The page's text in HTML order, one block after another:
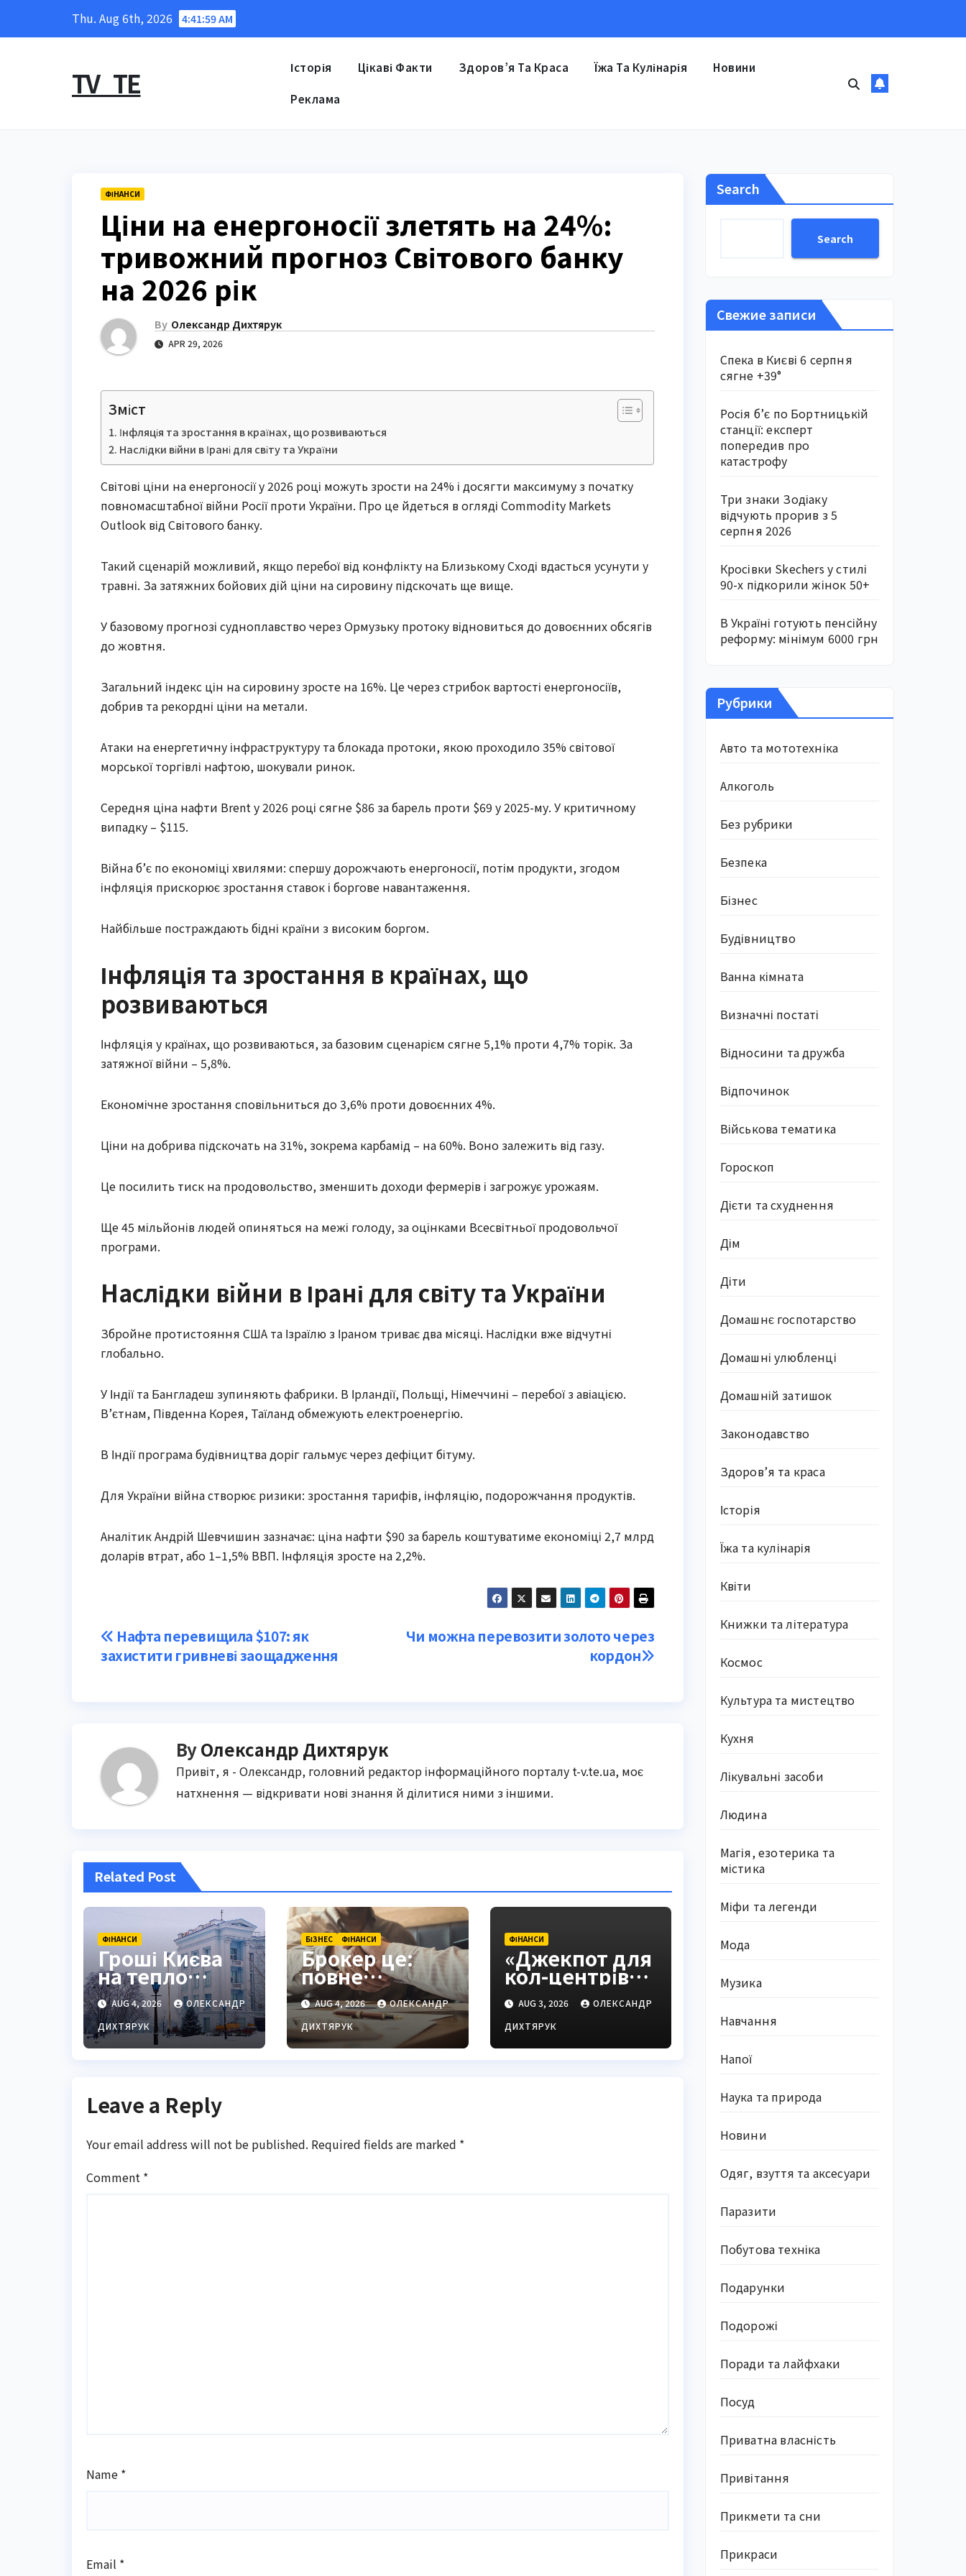
Thu. Aug 6th, 2026 4:42:00 AM
TV_TE Історія Цікаві Факти Здоров’я Та Краса Їжа Та Кулінарія Новини
Реклама
ФІНАНСИ
Ціни на енергоносії злетять на 24%:
тривожний прогноз Світового банку
на 2026 рік
By Олександр Дихтярук
APR 29, 2026
Зміст
Інфляція та зростання в країнах, що розвиваються
Наслідки війни в Ірані для світу та України
Світові ціни на енергоносії у 2026 році можуть зрости на 24% і досягти максимуму з початку
повномасштабної війни Росії проти України. Про це йдеться в огляді Commodity Markets
Outlook від Світового банку.
Такий сценарій можливий, якщо перебої від конфлікту на Близькому Сході вдасться усунути у
травні. За затяжних бойових дій ціни на сировину підскочать ще вище.
У базовому прогнозі судноплавство через Ормузьку протоку відновиться до довоєнних обсягів
до жовтня.
Загальний індекс цін на сировину зросте на 16%. Це через стрибок вартості енергоносіїв,
добрив та рекордні ціни на метали.
Атаки на енергетичну інфраструктуру та блокада протоки, якою проходило 35% світової
морської торгівлі нафтою, шокували ринок.
Середня ціна нафти Brent у 2026 році сягне $86 за барель проти $69 у 2025-му. У критичному
випадку – $115.
Війна б’є по економіці хвилями: спершу дорожчають енергоносії, потім продукти, згодом
інфляція прискорює зростання ставок і боргове навантаження.
Найбільше постраждають бідні країни з високим боргом.
Інфляція та зростання в країнах, що
розвиваються
Інфляція у країнах, що розвиваються, за базовим сценарієм сягне 5,1% проти 4,7% торік. За
затяжної війни – 5,8%.
Економічне зростання сповільниться до 3,6% проти довоєнних 4%.
Ціни на добрива підскочать на 31%, зокрема карбамід – на 60%. Воно залежить від газу.
Це посилить тиск на продовольство, зменшить доходи фермерів і загрожує урожаям.
Ще 45 мільйонів людей опиняться на межі голоду, за оцінками Всесвітньої продовольчої
програми.
Наслідки війни в Ірані для світу та України
Збройне протистояння США та Ізраїлю з Іраном триває два місяці. Наслідки вже відчутні
глобально.
У Індії та Бангладеш зупиняють фабрики. В Ірландії, Польщі, Німеччині – перебої з авіацією.
В’єтнам, Південна Корея, Таїланд обмежують електроенергію.
В Індії програма будівництва доріг гальмує через дефіцит бітуму.
Для України війна створює ризики: зростання тарифів, інфляцію, подорожчання продуктів.
Аналітик Андрій Шевчишин зазначає: ціна нафти $90 за барель коштуватиме економіці 2,7 млрд
доларів втрат, або 1–1,5% ВВП. Інфляція зросте на 2,2%.
Post
navigation
Чи можна перевозити золото через
кордон
Нафта перевищила $107: як
захистити гривневі заощадження
ByОлександр Дихтярук
Привіт, я - Олександр, головний редактор інформаційного порталу t-v.te.ua, моє
натхнення — відкривати нові знання й ділитися ними з іншими.
Related Post
ФІНАНСИ
Гроші Києва
на тепло
місяцями
«гуляли»
рахунками
AUG 4, 2026
ОЛЕКСАНДР
ДИХТЯРУК
БІЗНЕС ФІНАНСИ
Брокер це:
повне
визначення,
види та як
обрати
надійного
AUG 4, 2026
ОЛЕКСАНДР
ДИХТЯРУК
ФІНАНСИ
«Джекпот для
кол-центрів»:
Смілянський
про нові
правила НБУ
AUG 3, 2026
ОЛЕКСАНДР
ДИХТЯРУК
Leave a Reply
Your email address will not be published. Required fields are marked *
Comment *
Name *
Email *
Search
Search
Свежие записи
Спека в Києві 6 серпня
сягне +39°
Росія б’є по Бортницькій
станції: експерт
попередив про
катастрофу
Три знаки Зодіаку
відчують прорив з 5
серпня 2026
Кросівки Skechers у стилі
90-х підкорили жінок 50+
В Україні готують пенсійну
реформу: мінімум 6000 грн
Рубрики
Авто та мототехніка
Алкоголь
Без рубрики
Безпека
Бізнес
Будівництво
Ванна кімната
Визначні постаті
Відносини та дружба
Відпочинок
Військова тематика
Гороскоп
Дієти та схуднення
Дім
Діти
Домашнє госпотарство
Домашні улюбленці
Домашній затишок
Законодавство
Здоров’я та краса
Історія
Їжа та кулінарія
Квіти
Книжки та література
Космос
Культура та мистецтво
Кухня
Лікувальні засоби
Людина
Магія, езотерика та
містика
Міфи та легенди
Мода
Музика
Навчання
Напої
Наука та природа
Новини
Одяг, взуття та аксесуари
Паразити
Побутова техніка
Подарунки
Подорожі
Поради та лайфхаки
Посуд
Приватна власність
Привітання
Прикмети та сни
Прикраси